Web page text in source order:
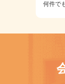
何件で